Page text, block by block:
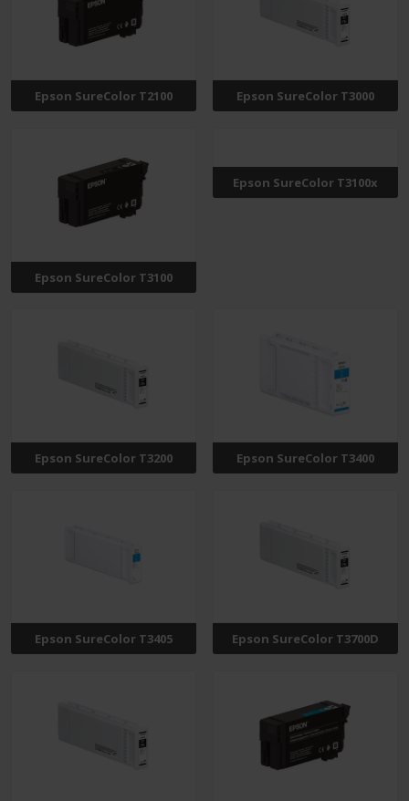
Epson SureColor T2100 Epson SureColor T3000
Epson SureColor T3100
Epson SureColor T3100x
Epson SureColor T3200 Epson SureColor T3400
Epson SureColor T3405 Epson SureColor T3700D